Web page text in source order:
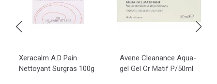
Xeracalm A.D Pain
Nettoyant Surgras 100g
Avene Cleanance Aqua-
gel Gel Cr Matif P/50ml